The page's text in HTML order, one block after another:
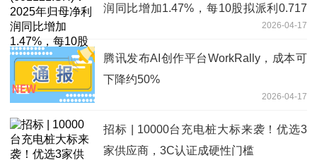
润同比增加1.47%，每10股拟派利0.717
2026-04-17
腾讯发布AI创作平台WorkRally，成本可
下降约50%
2026-04-17
招标 | 10000台充电桩大标来袭！优选3
家供应商，3C认证成硬性门槛